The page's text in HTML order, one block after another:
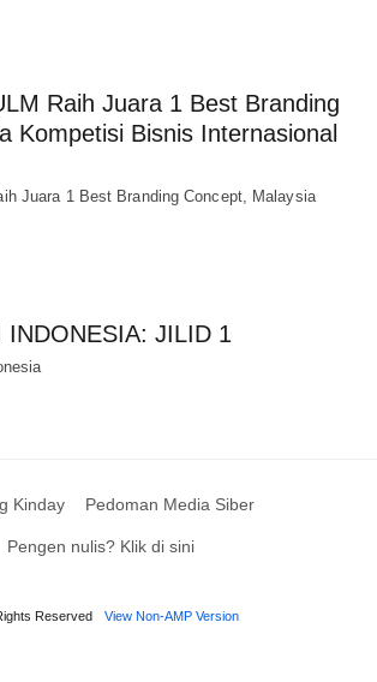
Raih Juara 1 Best Branding
Kompetisi Bisnis Internasional
Juara 1 Best Branding Concept, Malaysia
INDONESIA: JILID 1
Kinday Pedoman Media Siber
Pengen nulis? Klik di sini
Reserved View Non-AMP Version